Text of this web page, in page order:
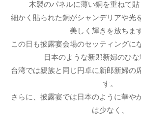
木製のパネルに薄い銅を重ねて貼
細かく貼られた銅がシャンデリアや光
美しく輝きを放ちます
この日も披露宴会場のセッティングに
日本のような新郎新婦のひな
台湾では親族と同じ円卓に新郎新婦の
す。
さらに、披露宴では日本のように華や
は少なく、